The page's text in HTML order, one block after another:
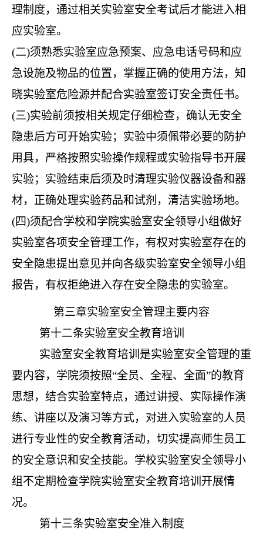
理制度，通过相关实验室安全考试后才能进入相
应实验室。
(二)须熟悉实验室应急预案、应急电话号码和应
急设施及物品的位置，掌握正确的使用方法，知
晓实验室危险源并配合实验室签订安全责任书。
(三)实验前须按相关规定仔细检查，确认无安全
隐患后方可开始实验；实验中须佩带必要的防护
用具，严格按照实验操作规程或实验指导书开展
实验；实验结束后须及时清理实验仪器设备和器
材，正确处理实验药品和试剂，清洁实验场地。
(四)须配合学校和学院实验室安全领导小组做好
实验室各项安全管理工作，有权对实验室存在的
安全隐患提出意见并向各级实验室安全领导小组
报告，有权拒绝进入存在安全隐患的实验室。
第三章实验室安全管理主要内容
第十二条实验室安全教育培训
实验室安全教育培训是实验室安全管理的重
要内容，学院须按照“全员、全程、全面”的教育
思想，结合实验室特点，通过讲授、实际操作演
练、讲座以及演习等方式，对进入实验室的人员
进行专业性的安全教育活动，切实提高师生员工
的安全意识和安全技能。学校实验室安全领导小
组不定期检查学院实验室安全教育培训开展情
况。
第十三条实验室安全准入制度